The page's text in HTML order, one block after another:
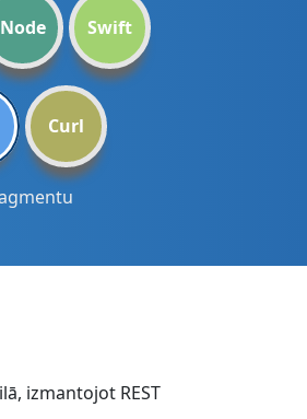
Node Swift
Curl
izmantojot REST